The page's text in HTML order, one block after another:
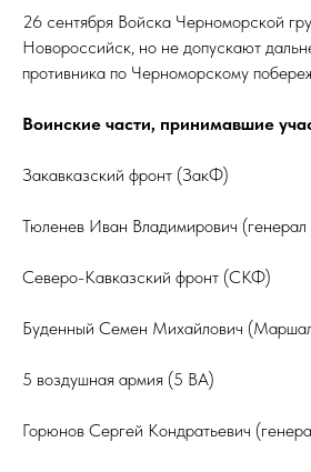
26 сентября Войска Черноморской
Новороссийск, но не допускают
противника по Черноморскому
Воинские части, принимавшие
Закавказский фронт (ЗакФ)
Тюленев Иван Владимирович
Северо-Кавказский фронт (СКФ)
Буденный Семен Михайлович
5 воздушная армия (5 ВА)
Горюнов Сергей Кондратьевич